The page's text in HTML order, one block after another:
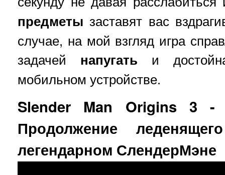
предметы заставят вас
случае, на мой взгляд игра
задачей напугать и
мобильном устройстве.
Slender Man Origins 3 -
Продолжение
легендарном СлендерМэне